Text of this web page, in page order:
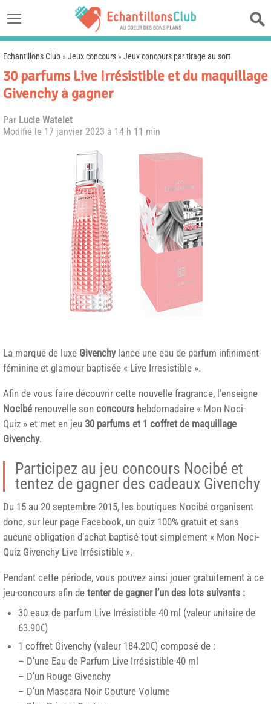
Echantillons Club »Jeux concours »Jeux concours par tirage au sort
30 parfums Live Irrésistible et du maquillage
Givenchy à gagner
Par Lucie Watelet
Modifié le 17 janvier 2023 à 14 h 11 min
La marque de luxe Givenchylance une eau de parfum infiniment
féminine et glamour baptisée « Live Irresistible ».
Afin de vous faire découvrir cette nouvelle fragrance, l’enseigne
Nocibé renouvelle son concours hebdomadaire « Mon Noci-
Quiz » et met en jeu 30 parfums et 1 coffret de maquillage
Givenchy.
Participez au jeu concours Nocibé et
tentez de gagner des cadeaux Givenchy
Du 15 au 20 septembre 2015, les boutiques Nocibé organisent
donc, sur leur page Facebook, un quiz 100% gratuit et sans
aucune obligation d’achat baptisé tout simplement « Mon Noci-
Quiz Givenchy Live Irrésistible ».
Pendant cette période, vous pouvez ainsi jouer gratuitement à ce
jeu-concours afin de tenter de gagner l’un des lots suivants :
30 eaux de parfum Live Irrésistible 40 ml (valeur unitaire de
63.90€)
1 coffret Givenchy (valeur 184.20€) composé de :
– D’une Eau de Parfum Live Irrésistible 40 ml
– D’un Rouge Givenchy
– D’un Mascara Noir Couture Volume